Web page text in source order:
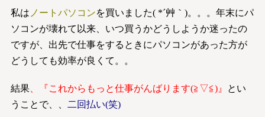
私は ノートパソコンを買いました( *´艸｀)。。。年末にパ
ソコンが壊れて以来、いつ買うかどうしようか迷ったの
ですが、出先で仕事をするときにパソコンがあった方が
どうしても効率が良くて。。
結果、『これからもっと仕事がんばります(≧▽≦)』
とい
うことで、、
二回払い(笑)